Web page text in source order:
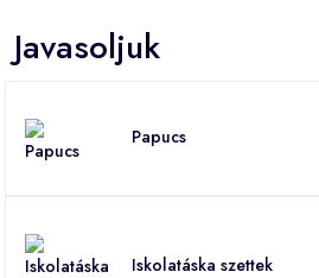
Javasoljuk
Papucs
Iskolatáska szettek